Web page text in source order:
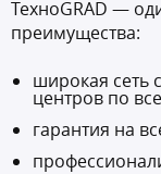
ТехноGRAD —
преимущества:
широкая сеть
центров по
гарантия на